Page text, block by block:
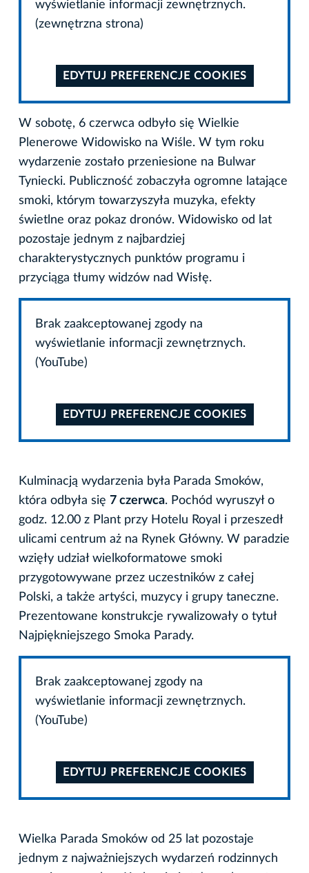
wyświetlanie informacji zewnętrznych.
(zewnętrzna strona)
EDYTUJ PREFERENCJE COOKIES
W sobotę, 6 czerwca odbyło się Wielkie
Plenerowe Widowisko na Wiśle. W tym roku
wydarzenie zostało przeniesione na Bulwar
Tyniecki. Publiczność zobaczyła ogromne latające
smoki, którym towarzyszyła muzyka, efekty
świetlne oraz pokaz dronów. Widowisko od lat
pozostaje jednym z najbardziej
charakterystycznych punktów programu i
przyciąga tłumy widzów nad Wisłę.
Brak zaakceptowanej zgody na
wyświetlanie informacji zewnętrznych.
(YouTube)
EDYTUJ PREFERENCJE COOKIES
Kulminacją wydarzenia była Parada Smoków,
która odbyła się 7 czerwca. Pochód wyruszył o
godz. 12.00 z Plant przy Hotelu Royal i przeszedł
ulicami centrum aż na Rynek Główny. W paradzie
wzięły udział wielkoformatowe smoki
przygotowywane przez uczestników z całej
Polski, a także artyści, muzycy i grupy taneczne.
Prezentowane konstrukcje rywalizowały o tytuł
Najpiękniejszego Smoka Parady.
Brak zaakceptowanej zgody na
wyświetlanie informacji zewnętrznych.
(YouTube)
EDYTUJ PREFERENCJE COOKIES
Wielka Parada Smoków od 25 lat pozostaje
jednym z najważniejszych wydarzeń rodzinnych